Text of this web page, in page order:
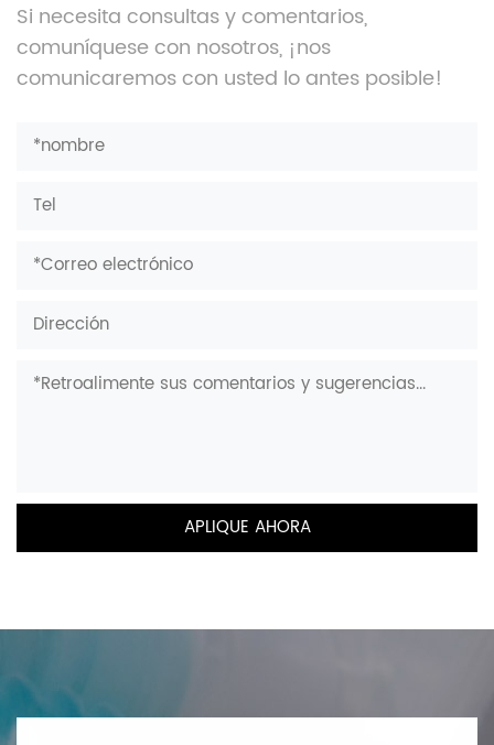
Si necesita consultas y comentarios,
comuníquese con nosotros, ¡nos
comunicaremos con usted lo antes posible!